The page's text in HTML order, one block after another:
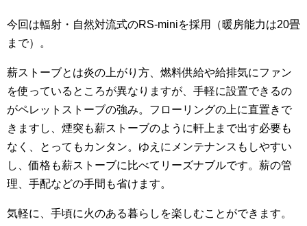
今回は輻射・自然対流式のRS-miniを採用（暖房能力は20畳
まで）。
薪ストーブとは炎の上がり方、燃料供給や給排気にファン
を使っているところが異なりますが、手軽に設置できるの
がペレットストーブの強み。フローリングの上に直置きで
きますし、煙突も薪ストーブのように軒上まで出す必要も
なく、とってもカンタン。ゆえにメンテナンスもしやすい
し、価格も薪ストーブに比べてリーズナブルです。薪の管
理、手配などの手間も省けます。
気軽に、手頃に火のある暮らしを楽しむことができます。